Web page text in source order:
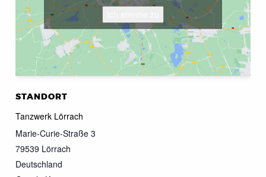
STANDORT
Tanzwerk Lörrach
Marie-Curie-Straße 3
79539 Lörrach
Deutschland